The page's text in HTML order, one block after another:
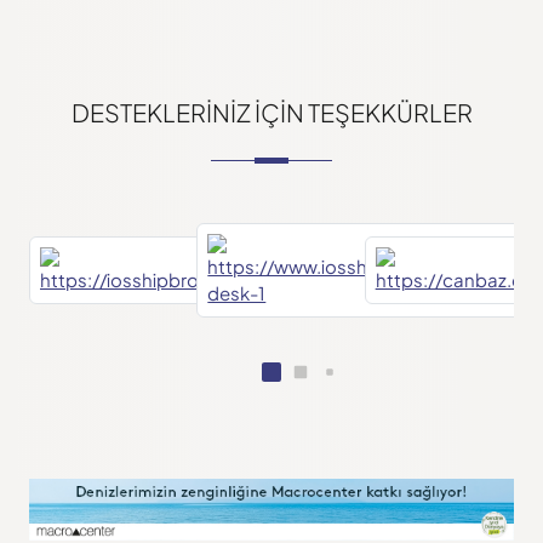
DESTEKLERINIZ IÇIN TEŞEKKÜRLER